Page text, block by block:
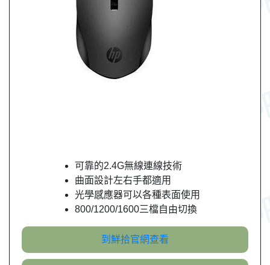
可靠的2.4G無線連線技術
曲面設計左右手都適用
光學感應器可以各種表面使用
800/1200/1600三檔自由切換
到鮮拾官網查看